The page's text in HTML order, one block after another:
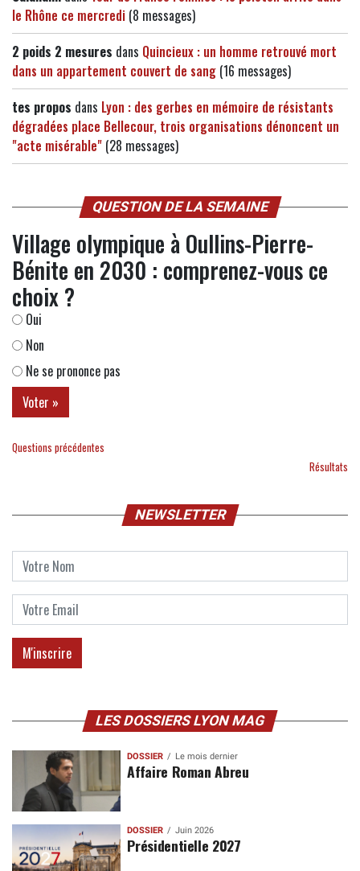
le Rhône ce mercredi (8 messages)
2 poids 2 mesures dans Quincieux : un homme retrouvé mort
dans un appartement couvert de sang (16 messages)
tes propos dans Lyon : des gerbes en mémoire de résistants
dégradées place Bellecour, trois organisations dénoncent un
"acte misérable" (28 messages)
QUESTION DE LA SEMAINE
Village olympique à Oullins-Pierre-
Bénite en 2030 : comprenez-vous ce
choix ?
Oui
Non
Ne se prononce pas
Questions précédentes
Résultats
NEWSLETTER
LES DOSSIERS LYON MAG
DOSSIER Le mois dernier
Affaire Roman Abreu
DOSSIER Juin 2026
Présidentielle 2027